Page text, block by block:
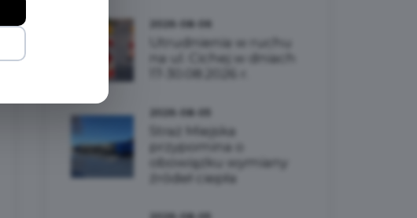
Utrudnienia w ruchu
na ul. Cichej w dniach
Straż Miejska
przypomina o
obowiązku wymiany
źródeł ciepła